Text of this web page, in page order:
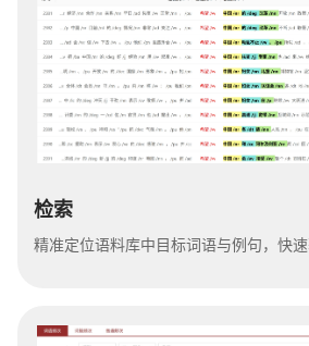
检索
精准定位语料库中目标词语与例句，快速